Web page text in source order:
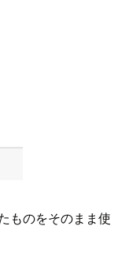
ものをそのまま使